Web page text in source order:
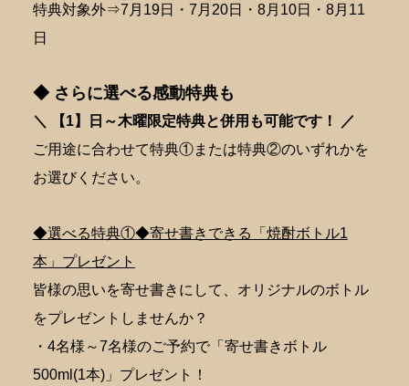
特典対象外⇒7月19日・7月20日・8月10日・8月11
日
◆ さらに選べる感動特典も
＼ 【1】日～木曜限定特典と併用も可能です！ ／
ご用途に合わせて特典①または特典②のいずれかを
お選びください。
◆選べる特典①◆寄せ書きできる「焼酎ボトル1
本」プレゼント
皆様の思いを寄せ書きにして、オリジナルのボトル
をプレゼントしませんか？
・4名様～7名様のご予約で「寄せ書きボトル
500ml(1本)」プレゼント！